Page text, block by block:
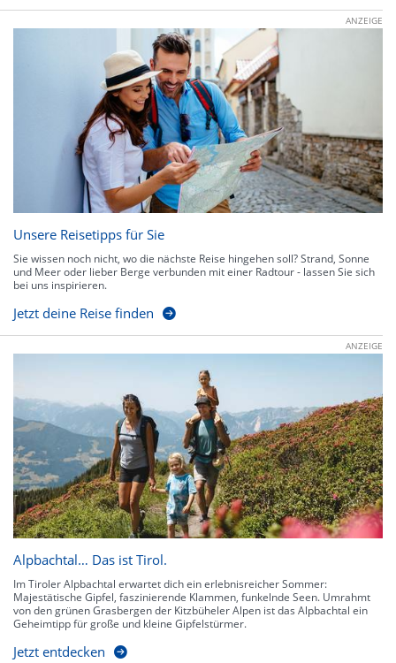
ANZEIGE
Unsere Reisetipps für Sie
Sie wissen noch nicht, wo die nächste Reise hingehen soll? Strand, Sonne
und Meer oder lieber Berge verbunden mit einer Radtour - lassen Sie sich
bei uns inspirieren.
Jetzt deine Reise finden
ANZEIGE
Alpbachtal… Das ist Tirol.
Im Tiroler Alpbachtal erwartet dich ein erlebnisreicher Sommer:
Majestätische Gipfel, faszinierende Klammen, funkelnde Seen. Umrahmt
von den grünen Grasbergen der Kitzbüheler Alpen ist das Alpbachtal ein
Geheimtipp für große und kleine Gipfelstürmer.
Jetzt entdecken